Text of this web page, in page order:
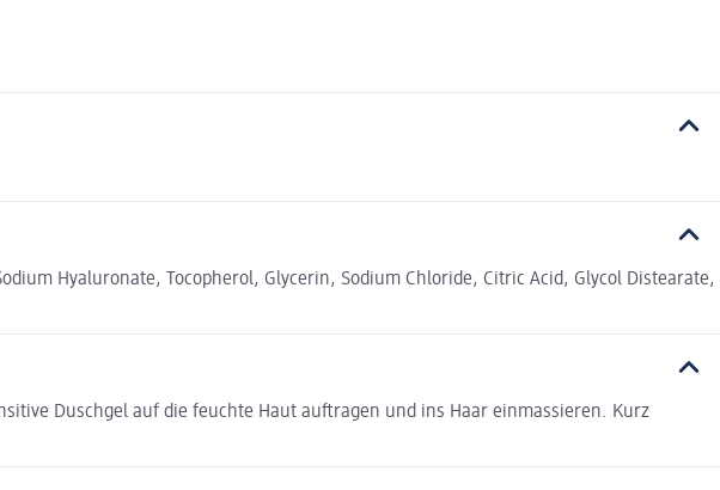
Hyaluronate, Tocopherol, Glycerin, Sodium Chloride, Citric Acid, Glycol Distearate,
Duschgel auf die feuchte Haut auftragen und ins Haar einmassieren. Kurz